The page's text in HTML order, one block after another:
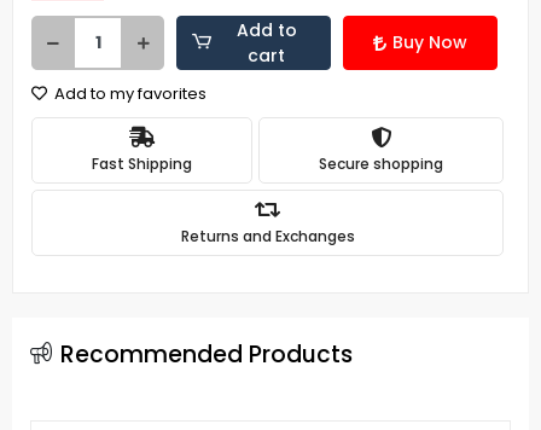
Add to
cart
Buy Now
Add to my favorites
Fast Shipping Secure shopping
Returns and Exchanges
Recommended Products